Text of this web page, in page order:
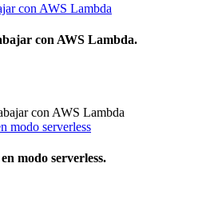
con AWS Lambda
con AWS Lambda.
modo serverless
modo serverless.